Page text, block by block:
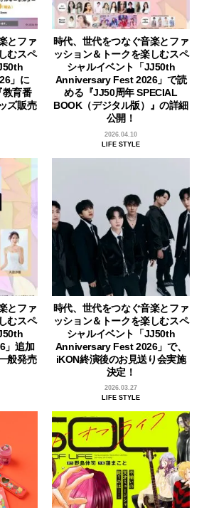
とファ
むスペ
」に
教育番
ズ販売
時代、世代をつなぐ音楽とファ
ッション＆トークを楽しむスペ
シャルイベント「JJ50th
Anniversary Fest 2026」で読
める『JJ50周年 SPECIAL
BOOK（デジタル版）』の詳細
公開！
2026.04.10
LIFE STYLE
とファ
むスペ
」追加
般発売
時代、世代をつなぐ音楽とファ
ッション＆トークを楽しむスペ
シャルイベント「JJ50th
Anniversary Fest 2026」で、
iKON終演後のお見送り会実施
決定！
2026.03.27
LIFE STYLE